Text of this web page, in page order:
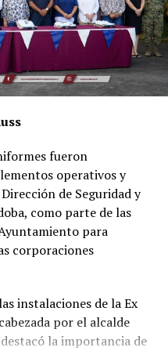
de la comunidad,
ante las
tras las gestiones
fue posible
mejorar el
de conducción, la
válvulas y materiales de
mantener una mejor
las afectaciones
municipales buscan
en las
acceso al agua potable
años enfrentaron
fueron
operativos y
de Seguridad y
como parte de las
para
corporaciones
instalaciones de la Ex
por el alcalde
la importancia de